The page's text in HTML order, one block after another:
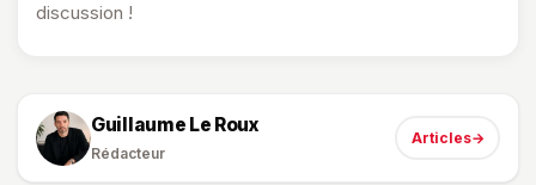
discussion !
Guillaume Le Roux
Rédacteur
Articles→